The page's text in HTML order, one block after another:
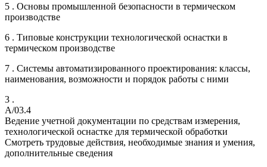
5 . Основы промышленной безопасности в термическом
производстве
6 . Типовые конструкции технологической оснастки в
термическом производстве
7 . Системы автоматизированного проектирования: классы,
наименования, возможности и порядок работы с ними
3 .
A/03.4
Ведение учетной документации по средствам измерения,
технологической оснастке для термической обработки
Смотреть трудовые действия, необходимые знания и умения,
дополнительные сведения